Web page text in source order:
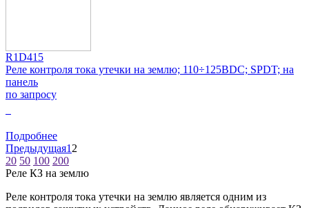
R1D415
Реле контроля тока утечки на землю; 110÷125ВDC; SPDT; на
панель
по запросу
Подробнее
Предыдущая1 2
20 50 100 200
Реле КЗ на землю
Реле контроля тока утечки на землю является одним из